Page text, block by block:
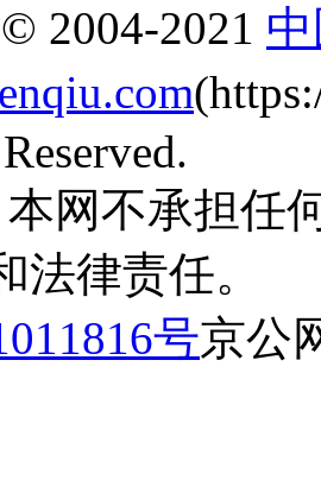
2004-2021
网不承担任
法律责任。
号京公